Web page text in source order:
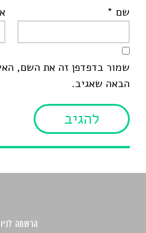
שם *
שמור בדפדפן זה את השם,
הבאה שאגיב.
הרשמה